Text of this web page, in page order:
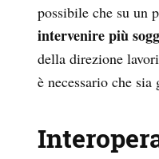
possibile che su un
intervenire più
della direzione
è necessario che